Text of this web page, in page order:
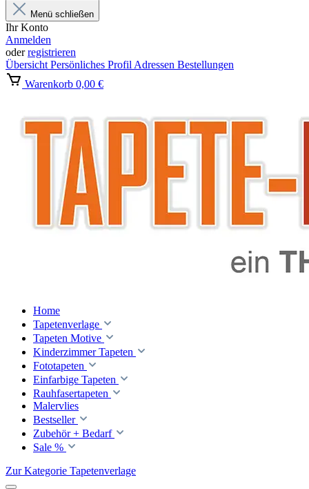
Menü schließen
Ihr Konto
Anmelden
oderregistrieren
Übersicht Persönliches Profil Adressen Bestellungen
Warenkorb 0,00 €
Home
Tapetenverlage
Tapeten Motive
Kinderzimmer Tapeten
Fototapeten
Einfarbige Tapeten
Rauhfasertapeten
Malervlies
Bestseller
Zubehör + Bedarf
Sale %
Zur Kategorie Tapetenverlage